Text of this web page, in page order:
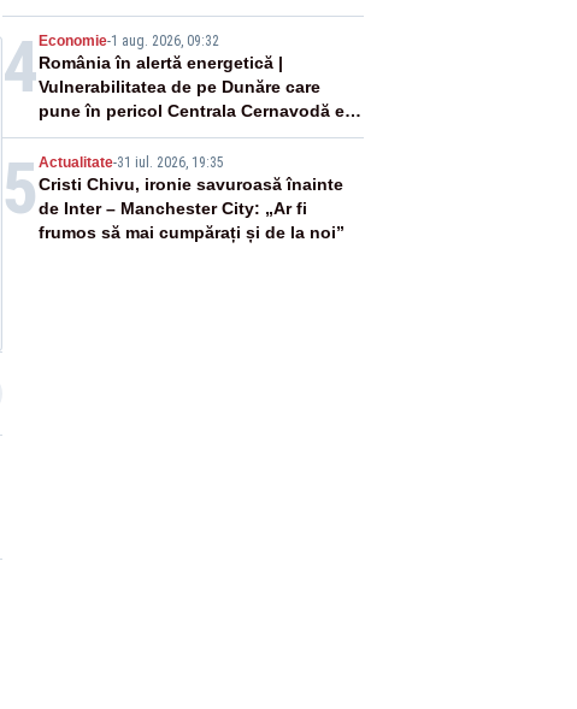
negativă
4Economie-1 aug. 2026, 09:32
România în alertă energetică |
Vulnerabilitatea de pe Dunăre care
pune în pericol Centrala Cernavodă era
cunoscută de pe vremea lui Ceaușescu
5 Actualitate-31 iul. 2026, 19:35
Cristi Chivu, ironie savuroasă înainte
de Inter – Manchester City: „Ar fi
frumos să mai cumpărați și de la noi”